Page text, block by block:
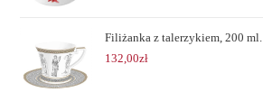
Filiżanka z talerzykiem, 200 ml.
132,00zł